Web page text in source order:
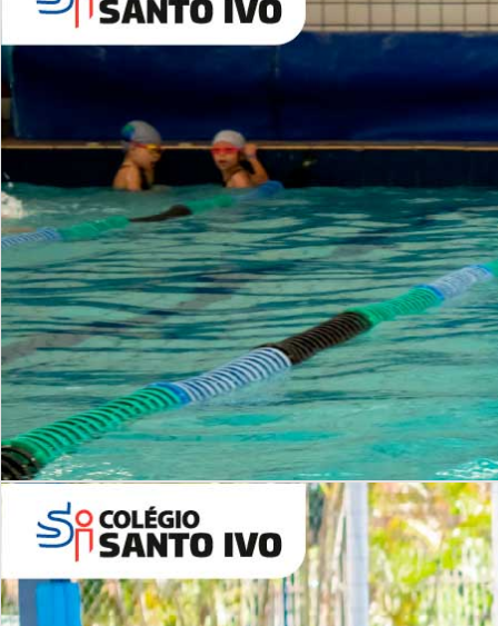
Período Integral | Saiba mais
ALUNOS NOVOS
Entre em Contato
INSTITUCIONAL